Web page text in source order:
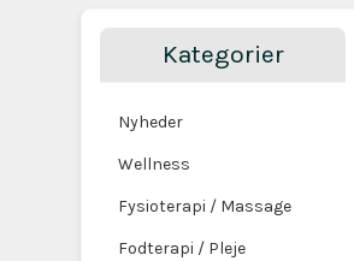
Kategorier
Nyheder
Wellness
Fysioterapi / Massage
Fodterapi / Pleje